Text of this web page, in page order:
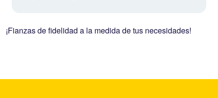
¡Fianzas de fidelidad a la medida de tus necesidades!